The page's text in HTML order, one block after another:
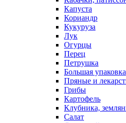
Капуста
Кориандр
Кукуруза
Лук
Огурцы
Перец
Петрушка
Большая упаковка
Пряные и
Грибы
Картофель
Клубника,
Салат